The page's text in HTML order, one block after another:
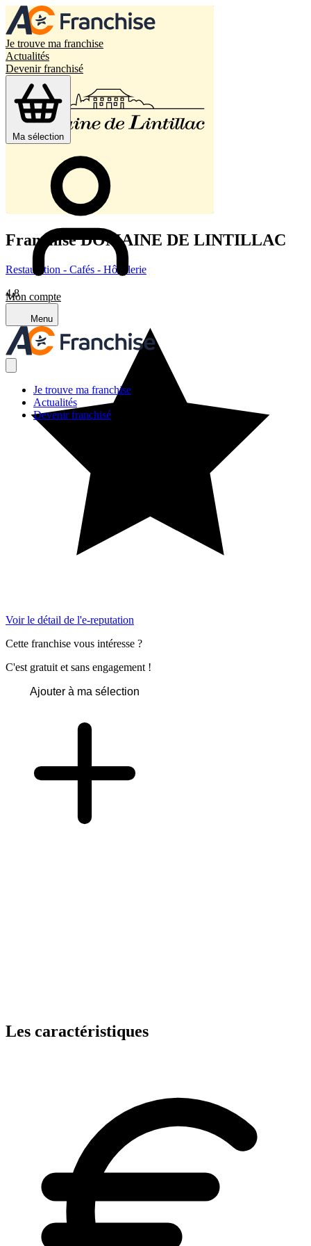
Je trouve ma franchise
Actualités
Devenir franchisé
Ma sélection
Mon compte
Menu
Je trouve ma franchise
Actualités
Devenir franchisé
Franchise DOMAINE DE LINTILLAC
Restauration - Cafés - Hôtellerie
4,8
Voir le détail de l'e-reputation
Cette franchise vous intéresse ?
C'est gratuit et sans engagement !
Ajouter à ma sélection
Les caractéristiques